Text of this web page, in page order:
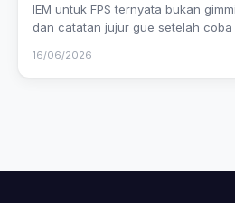
IEM untuk FPS ternyata bukan
dan catatan jujur gue setelah
16/06/2026